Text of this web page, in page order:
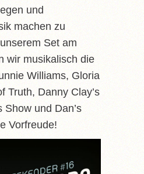
und
machen zu
Set am
wir musikalisch die
Williams, Gloria
Truth, Danny Clay’s
Show und Dan’s
Vorfreude!